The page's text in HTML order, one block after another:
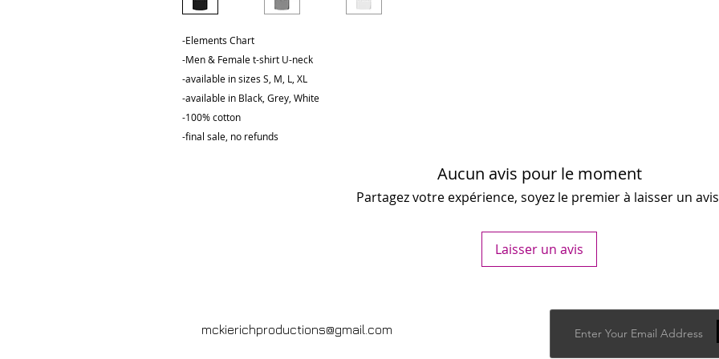
-Elements Chart
-Men & Female t-shirt U-neck
-available in sizes S, M, L, XL
-available in Black, Grey, White
-100% cotton
-final sale, no refunds
Aucun avis pour le moment
Partagez votre expérience, soyez le premier à laisser un
Laisser un avis
mckierichproductions@gmail.com